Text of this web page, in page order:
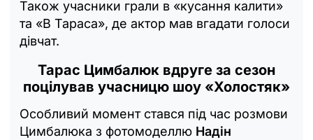
Також учасники грали в «кусання калити»
та «В Тараса», де актор мав вгадати голоси
дівчат.
Тарас Цимбалюк вдруге за сезон
поцілував учасницю шоу «Холостяк»
Особливий момент стався під час розмови
Цимбалюка з фотомоделлю Надін